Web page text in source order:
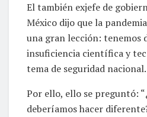
El también exjefe de
México dijo que la
una gran lección: tenemos
insuficiencia científica y
tema de seguridad nacional.
Por ello, ello se preguntó:
deberíamos hacer